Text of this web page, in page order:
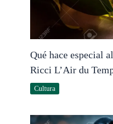
Qué hace especial
Ricci L’Air du
Cultura